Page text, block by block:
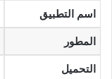
اسم التطبيق
المطور
التحميل